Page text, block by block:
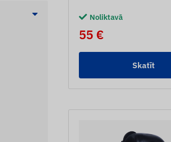
Noliktavā
55 €
Skatīt